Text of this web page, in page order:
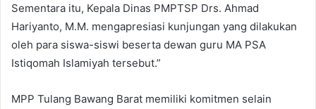
Sementara itu, Kepala Dinas PMPTSP Drs. Ahmad
Hariyanto, M.M. mengapresiasi kunjungan yang dilakukan
oleh para siswa-siswi beserta dewan guru MA PSA
Istiqomah Islamiyah tersebut.”
MPP Tulang Bawang Barat memiliki komitmen selain